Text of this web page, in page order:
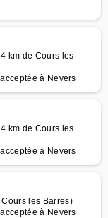
km de Cours les
à Nevers
km de Cours les
à Nevers
les Barres)
à Nevers